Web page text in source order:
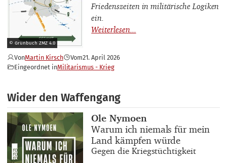
© Grünbuch ZMZ 4.0
Friedenszeiten in militärische Logiken
ein.
VonMartin Kirsch Vom21. April 2026
Eingeordnet inMilitarismus - Krieg
Wider den Waffengang
Buchautor_innen
Ole Nymoen
Buchtitel
Warum ich niemals für mein
Land kämpfen würde
Buchuntertitel
Gegen die Kriegstüchtigkeit